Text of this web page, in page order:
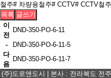
철주# 차량용철주# CCTV# CCTV철주
목록 글쓰기
이
전
DND-350-PO-6-11
-
DND-350-PO-6-11-5
다
음
DND-350-PO-6-11-7
(주)도로앤도시 | 본사 : 전라북도 전